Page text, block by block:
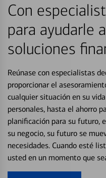
Con
para ayudarle
soluciones
Reúnase con especialistas
proporcionar el
cualquier situación en su
personales, hasta el ahorro
planificación para su futuro,
su negocio, su futuro se
necesidades. Cuando esté
usted en un momento que